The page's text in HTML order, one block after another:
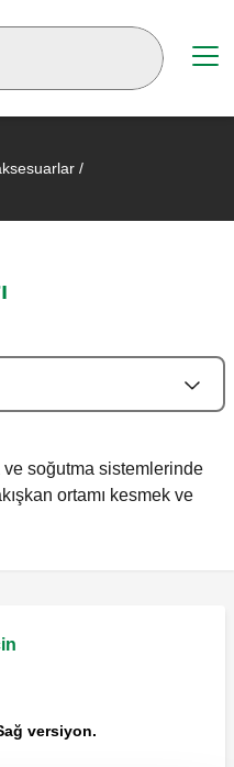
/
ve soğutma sistemlerinde
ortamı kesmek ve
versiyon.